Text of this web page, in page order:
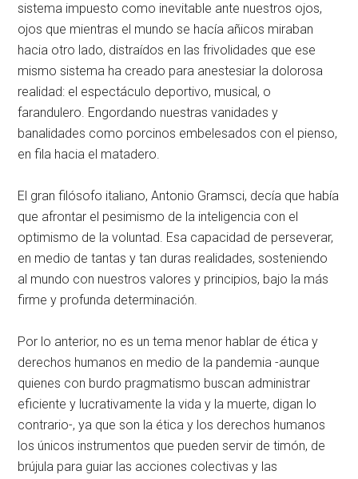
sistema impuesto como inevitable ante nuestros ojos,
ojos que mientras el mundo se hacía añicos miraban
hacia otro lado, distraídos en las frivolidades que ese
mismo sistema ha creado para anestesiar la dolorosa
realidad: el espectáculo deportivo, musical, o
farandulero. Engordando nuestras vanidades y
banalidades como porcinos embelesados con el pienso,
en fila hacia el matadero.
El gran filósofo italiano, Antonio Gramsci, decía que había
que afrontar el pesimismo de la inteligencia con el
optimismo de la voluntad. Esa capacidad de perseverar,
en medio de tantas y tan duras realidades, sosteniendo
al mundo con nuestros valores y principios, bajo la más
firme y profunda determinación.
Por lo anterior, no es un tema menor hablar de ética y
derechos humanos en medio de la pandemia -aunque
quienes con burdo pragmatismo buscan administrar
eficiente y lucrativamente la vida y la muerte, digan lo
contrario-, ya que son la ética y los derechos humanos
los únicos instrumentos que pueden servir de timón, de
brújula para guiar las acciones colectivas y las